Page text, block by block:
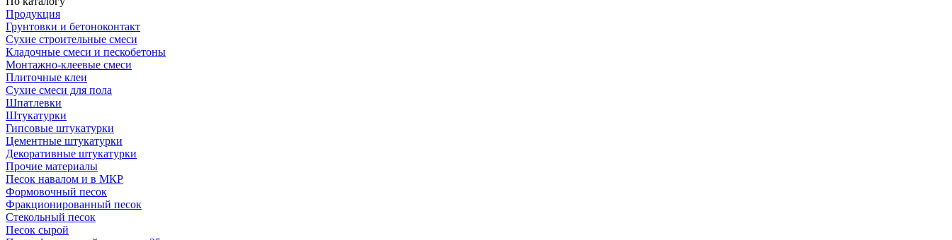
Продукция
Грунтовки и бетоноконтакт
Сухие строительные смеси
Кладочные смеси и пескобетоны
Монтажно-клеевые смеси
Плиточные клеи
Сухие смеси для пола
Шпатлевки
Штукатурки
Гипсовые штукатурки
Цементные штукатурки
Декоративные штукатурки
Прочие материалы
Песок навалом и в МКР
Формовочный песок
Фракционированный песок
Стекольный песок
Песок сырой